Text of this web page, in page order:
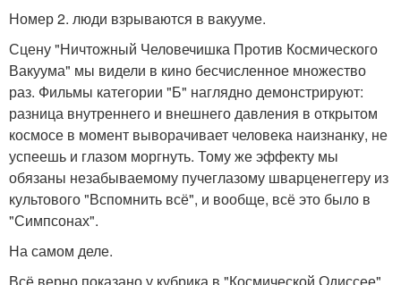
Номер 2. люди взрываются в вакууме.
Сцену "Ничтожный Человечишка Против Космического
Вакуума" мы видели в кино бесчисленное множество
раз. Фильмы категории "Б" наглядно демонстрируют:
разница внутреннего и внешнего давления в открытом
космосе в момент выворачивает человека наизнанку, не
успеешь и глазом моргнуть. Тому же эффекту мы
обязаны незабываемому пучеглазому шварценеггеру из
культового "Вспомнить всё", и вообще, всё это было в
"Симпсонах".
На самом деле.